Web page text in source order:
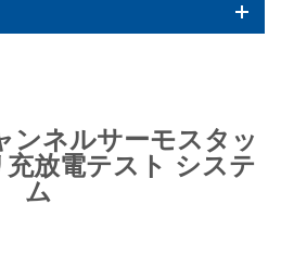
ンネルサーモスタッ
充放電テスト システ
ム